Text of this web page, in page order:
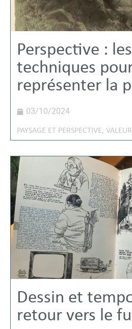
Perspective : les
techniques
représenter la
03/10/2024
PAYSAGE ET PERSPECTIVE,
Dessin et
retour vers le